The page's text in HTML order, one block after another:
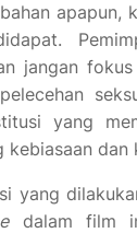
apapun,
jangan
yang
kebiasaan dan
yang
dalam film